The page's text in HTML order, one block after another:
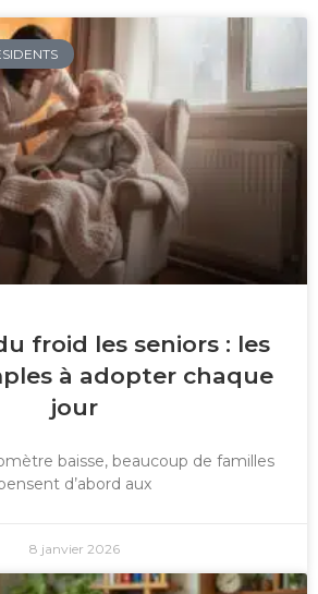
froid les seniors : les
à adopter chaque
jour
baisse, beaucoup de familles
d’abord aux
8 janvier 2026